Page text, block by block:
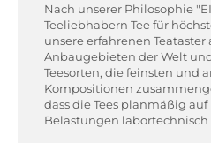
Nach unserer Philosophie
Teeliebhabern Tee für
unsere erfahrenen Teataster
Anbaugebieten der Welt
Teesorten, die feinsten und
Kompositionen
dass die Tees planmäßig
Belastungen